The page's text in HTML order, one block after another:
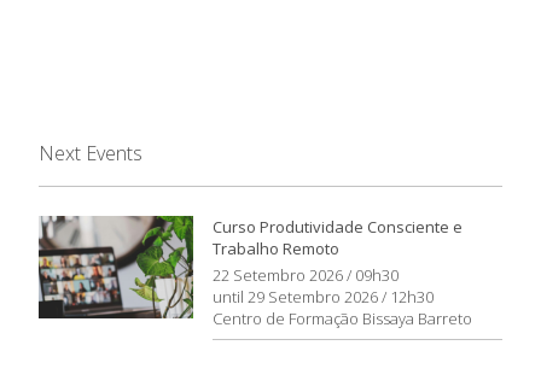
Next Events
Curso Produtividade Consciente e
Trabalho Remoto
22 Setembro 2026 / 09h30
until 29 Setembro 2026 / 12h30
Centro de Formação Bissaya Barreto